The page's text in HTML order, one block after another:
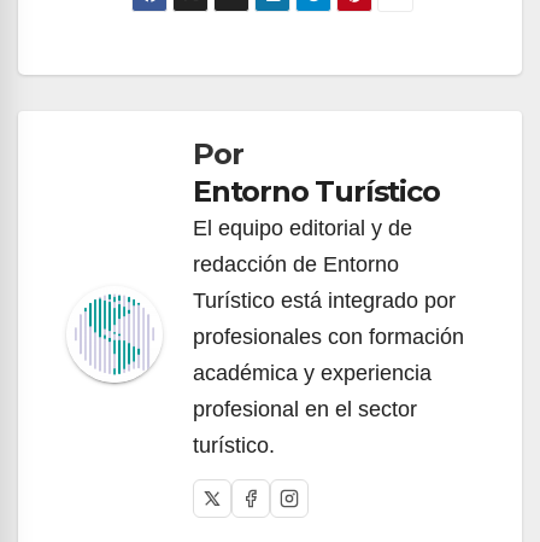
Navegación
entradasPor
Entorno Turístico
El equipo editorial y de
redacción de Entorno
Turístico está integrado por
profesionales con formación
académica y experiencia
profesional en el sector
turístico.